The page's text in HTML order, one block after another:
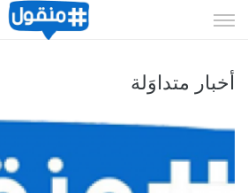
الى
أخبار متداوَلة